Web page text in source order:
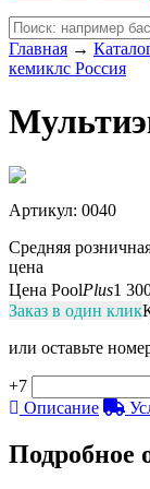
Главная →
кемиклс Россия
Артикул: 0040
Средняя
цена
Цена PoolPlus1
Заказ в один клик
или оставьте
+7
Описание
Подробное